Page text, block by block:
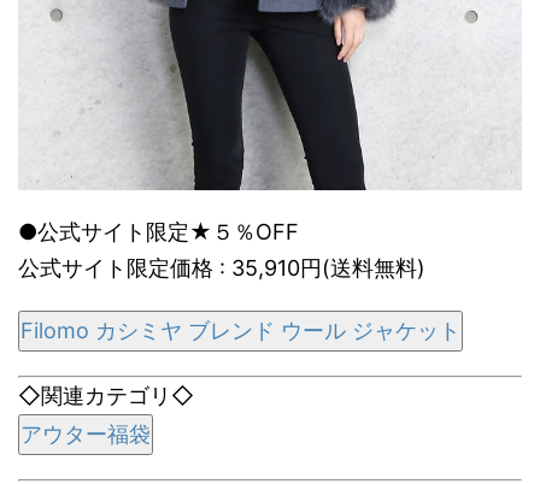
●公式サイト限定★５％OFF
公式サイト限定価格 : 35,910円(送料無料)
Filomo カシミヤ ブレンド ウール ジャケット
◇関連カテゴリ◇
アウター福袋